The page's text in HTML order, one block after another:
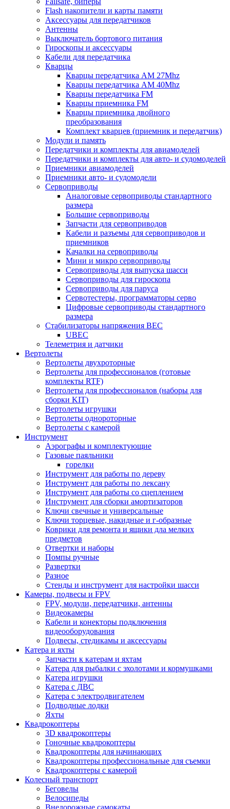
Flash накопители и карты памяти
Аксессуары для передатчиков
Антенны
Выключатель бортового питания
Гироскопы и аксессуары
Кабели для передатчика
Кварцы
Кварцы передатчика AM 27Mhz
Кварцы передатчика AM 40Mhz
Кварцы передатчика FM
Кварцы приемника FM
Кварцы приемника двойного
преобразования
Комплект кварцев (приемник и передатчик)
Модули и память
Передатчики и комплекты для авиамоделей
Передатчики и комплекты для авто- и судомоделей
Приемники авиамоделей
Приемники авто- и судомодели
Сервоприводы
Аналоговые сервоприводы стандартного
размера
Большие сервоприводы
Запчасти для сервоприводов
Кабели и разъемы для сервоприводов и
приемников
Качалки на сервоприводы
Мини и микро сервоприводы
Сервоприводы для выпуска шасси
Сервоприводы для гироскопа
Сервоприводы для паруса
Сервотестеры, программаторы серво
Цифровые сервоприводы стандартного
размера
Стабилизаторы напряжения BEC
UBEC
Телеметрия и датчики
Вертолеты
Вертолеты двухроторные
Вертолеты для профессионалов (готовые
комплекты RTF)
Вертолеты для профессионалов (наборы для
сборки KIT)
Вертолеты игрушки
Вертолеты однороторные
Вертолеты с камерой
Инструмент
Аэрографы и комплектующие
Газовые паяльники
горелки
Инструмент для работы по дереву
Инструмент для работы по лексану
Инструмент для работы со сцеплением
Инструмент для сборки амортизаторов
Ключи свечные и универсальные
Ключи торцевые, накидные и г-образные
Коврики для ремонта и ящики дла мелких
предметов
Отвертки и наборы
Помпы ручные
Развертки
Разное
Стенды и инструмент для настройки шасси
Камеры, подвесы и FPV
FPV, модули, передатчики, антенны
Видеокамеры
Кабели и конекторы подключения
видеооборудования
Подвесы, стедикамы и аксессуары
Катера и яхты
Запчасти к катерам и яхтам
Катера для рыбалки с эхолотами и кормушками
Катера игрушки
Катера с ДВС
Катера с электродвигателем
Подводные лодки
Яхты
Квадрокоптеры
3D квадрокоптеры
Гоночные квадрокоптеры
Квадрокоптеры для начинающих
Квадрокоптеры профессиональные для съемки
Квадрокоптеры с камерой
Колесный транспорт
Беговелы
Велосипеды
Внедорожные самокаты